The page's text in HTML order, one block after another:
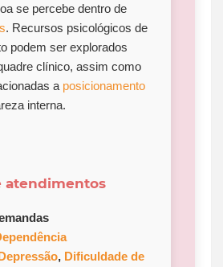
se percebe dentro de
. Recursos psicológicos de
podem ser explorados
clínico, assim como
a posicionamento
interna.
atendimentos
, Dificuldade de